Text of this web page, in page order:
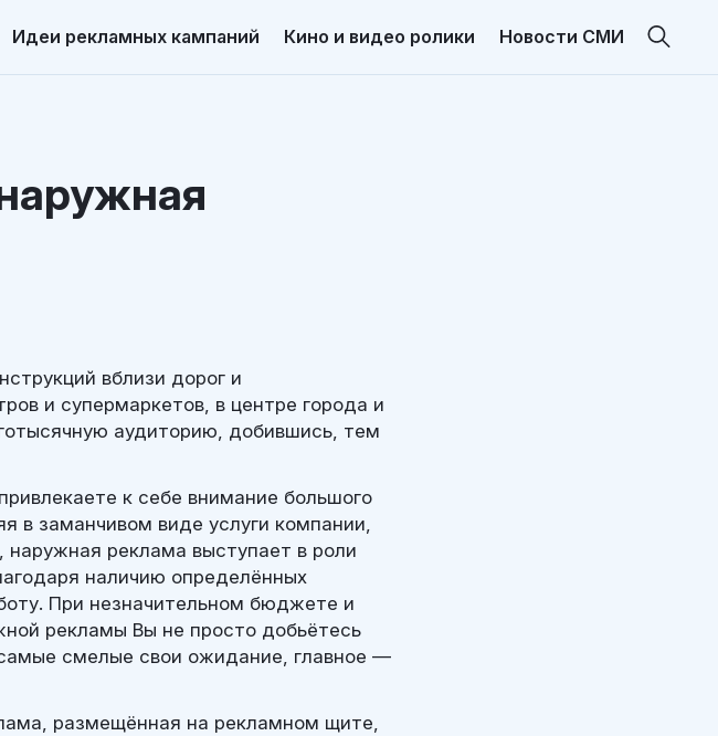
Идеи рекламных кампаний Кино и видео ролики Новости СМИ
вблизи дорог и
и супермаркетов, в центре города и
аудиторию, добившись, тем
к себе внимание большого
в заманчивом виде услуги компании,
реклама выступает в роли
наличию определённых
При незначительном бюджете и
рекламы Вы не просто добьётесь
смелые свои ожидание, главное —
размещённая на рекламном щите,